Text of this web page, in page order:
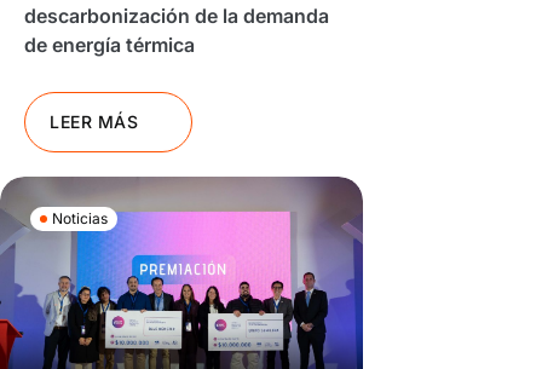
descarbonización de la demanda
de energía térmica
LEER MÁS
Noticias